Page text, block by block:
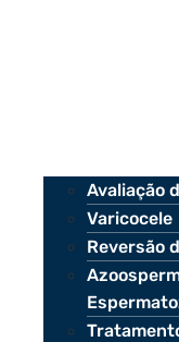
Avaliação
Varicocele
Reversão